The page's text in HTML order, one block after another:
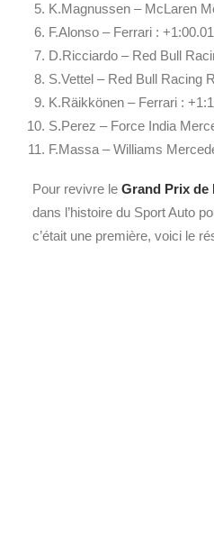
K.Magnussen – McLaren
F.Alonso – Ferrari :
D.Ricciardo – Red Bull
S.Vettel – Red Bull Racing
K.Räikkönen – Ferrari :
S.Perez – Force India
F.Massa – Williams
Pour revivre le Grand Prix de
dans l’histoire du Sport Auto
c’était une première, voici le